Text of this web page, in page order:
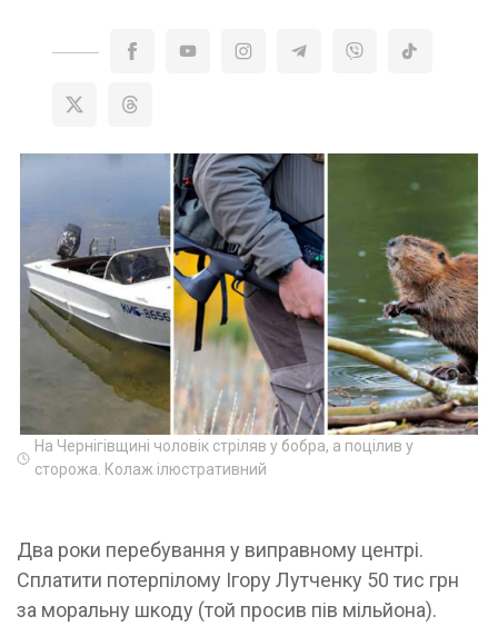
На Чернігівщині чоловік стріляв у бобра, а поцілив у
сторожа. Колаж ілюстративний
Два роки перебування у виправному центрі.
Сплатити потерпілому Ігору Лутченку 50 тис грн
за моральну шкоду (той просив пів мільйона).